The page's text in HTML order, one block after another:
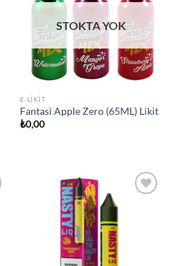
STOKTA YOK
E-LIKIT
Fantasi Apple Zero (65ML) Likit
₺0,00